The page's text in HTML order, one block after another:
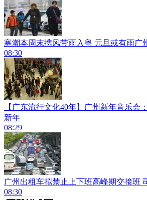
寒潮本周末携风带雨入粤 元旦或有雨广
08:30
【广东流行文化40年】广州新年音乐会
新年
08:29
广州出租车拟禁止上下班高峰期交接班
08:30